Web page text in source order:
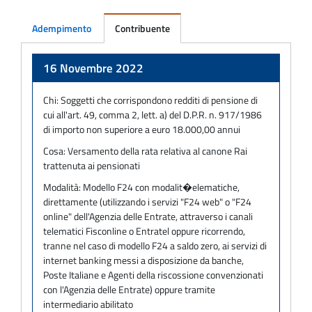
Adempimento Contribuente
16 Novembre 2022
Chi:Soggetti che corrispondono redditi di pensione di
cui all'art. 49, comma 2, lett. a) del D.P.R. n. 917/1986
di importo non superiore a euro 18.000,00 annui
Cosa:Versamento della rata relativa al canone Rai
trattenuta ai pensionati
Modalità: Modello F24 con modalit�elematiche,
direttamente (utilizzando i servizi "F24 web" o "F24
online" dell'Agenzia delle Entrate, attraverso i canali
telematici Fisconline o Entratel oppure ricorrendo,
tranne nel caso di modello F24 a saldo zero, ai servizi di
internet banking messi a disposizione da banche,
Poste Italiane e Agenti della riscossione convenzionati
con l'Agenzia delle Entrate) oppure tramite
intermediario abilitato